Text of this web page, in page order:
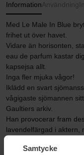
Samtycke
InformationAnvändning
Med Le Male In Blue
frihet ut över havet.
Vidare än horisonten,
eau de parfum kastar
kapsejsa allt.
Inga fler mjuka vågor!
Iklädd en svart
vågigaste sjömannen
Gaultiers arkiv.
Han provocerar fram
lavendelfärgad i aktern,
nya våg legendarisk.